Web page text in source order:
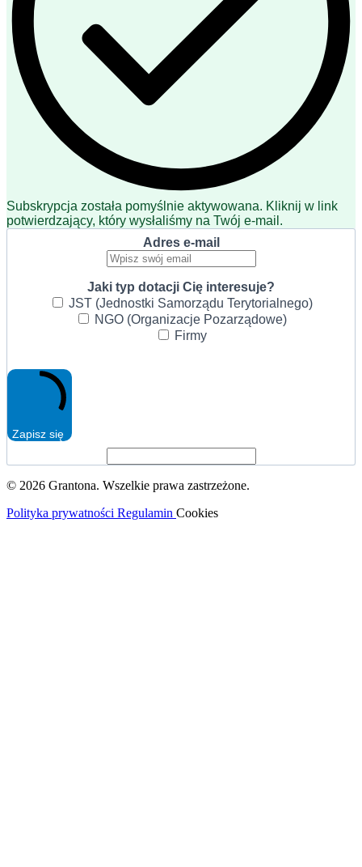
Subskrypcja została pomyślnie aktywowana. Kliknij w link
potwierdzający, który wysłaliśmy na Twój e-mail.
Adres e-mail
Jaki typ dotacji Cię interesuje?
JST (Jednostki Samorządu Terytorialnego)
NGO (Organizacje Pozarządowe)
Firmy
Zapisz się
© 2026 Grantona. Wszelkie prawa zastrzeżone.
Polityka prywatności Regulamin Cookies